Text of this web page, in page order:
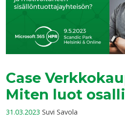
Case
Miten luot
31.03.2023 Suvi Savola